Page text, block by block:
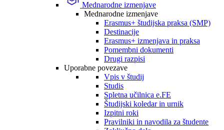
Mednarodne izmenjave
Mednarodne izmenjave
Erasmus+ študijska praksa (SMP)
Destinacije
Erasmus+ izmenjava in praksa
Pomembni dokumenti
Drugi razpisi
Uporabne povezave
Vpis v študij
Studis
Spletna učilnica e.FE
Študijski koledar in urnik
Izpitni roki
Pravilniki in navodila za študente